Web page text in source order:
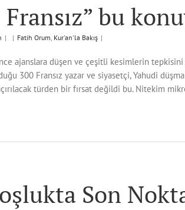
Fransız” bu
| | Fatih Orum, Kur'an'la Bakış |
ajanslara düşen ve çeşitli kesimlerin tepkisini
300 Fransız yazar ve siyasetçi, Yahudi
türden bir fırsat değildi bu. Nitekim
Son